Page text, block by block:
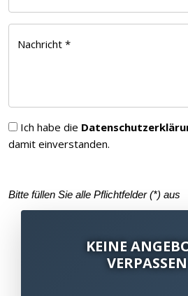
Nachricht *
Ich habe die
damit einverstanden.
Bitte füllen Sie alle Pflichtfelder (*) aus
KEINE
VERPASSEN